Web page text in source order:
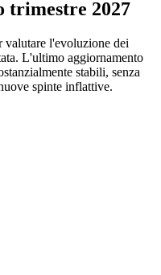
trimestre 2027
valutare l'evoluzione dei
L'ultimo aggiornamento
stabili, senza
spinte inflattive.